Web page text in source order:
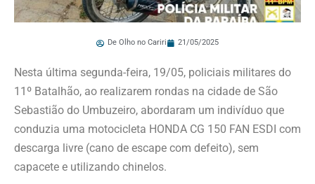
De Olho no Cariri 21/05/2025
Nesta última segunda-feira, 19/05, policiais militares do
11º Batalhão, ao realizarem rondas na cidade de São
Sebastião do Umbuzeiro, abordaram um indivíduo que
conduzia uma motocicleta HONDA CG 150 FAN ESDI com
descarga livre (cano de escape com defeito), sem
capacete e utilizando chinelos.